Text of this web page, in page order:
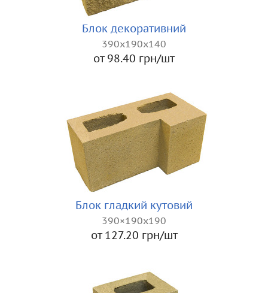
Блок декоративний
390х190х140
от 98.40 грн/шт
Блок гладкий кутовий
390×190x190
от 127.20 грн/шт